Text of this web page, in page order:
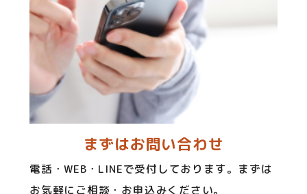
まずはお問い合わせ
電話・WEB・LINEで受付しております。まずは
お気軽にご相談・お申込みください。